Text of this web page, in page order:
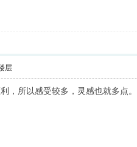
层
，所以感受较多，灵感也就多点